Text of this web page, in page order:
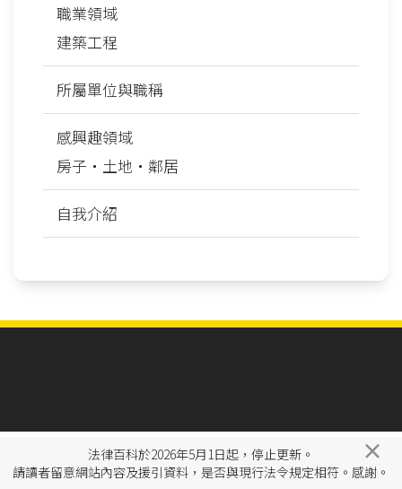
職業領域
建築工程
所屬單位與職稱
感興趣領域
房子‧土地‧鄰居
自我介紹
法律百科於2026年5月1日起，停止更新。
請讀者留意網站內容及援引資料，是否與現行法令規定相符。感謝。
×